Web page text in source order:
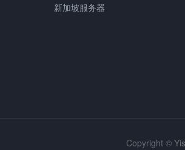
新加坡服务器
Copyright ©